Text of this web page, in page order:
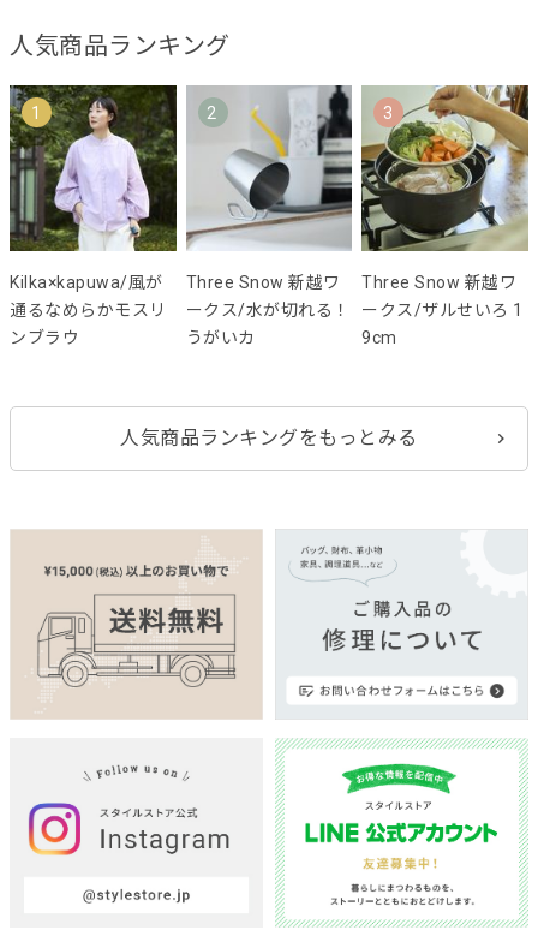
人気商品ランキング
1
Kilka×kapuwa/風が
通るなめらかモスリ
ンブラウ
2
Three Snow 新越ワ
ークス/水が切れる！
うがいカ
3
Three Snow 新越ワ
ークス/ザルせいろ 1
9cm
人気商品ランキングをもっとみる